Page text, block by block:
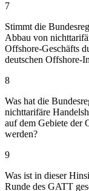
7
Stimmt die
Abbau von
Offshore-Geschäfts
deutschen Offshore-
8
Was hat die
nichttarifäre
auf dem Gebiete der
werden?
9
Was ist in dieser
Runde des GATT